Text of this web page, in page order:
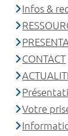
Infos &
CONTACT
Votre